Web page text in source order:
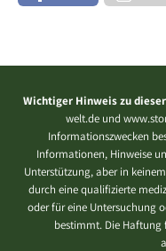
Wichtiger Hinweis zu
welt.de und
Informationszwecken
Informationen, Hinweise
Unterstützung, aber in
durch eine qualifizierte
oder für eine Untersuchung
bestimmt. Die Haftung